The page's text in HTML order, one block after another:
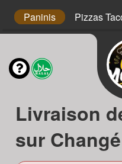
Paninis Pizzas
Livraison
sur